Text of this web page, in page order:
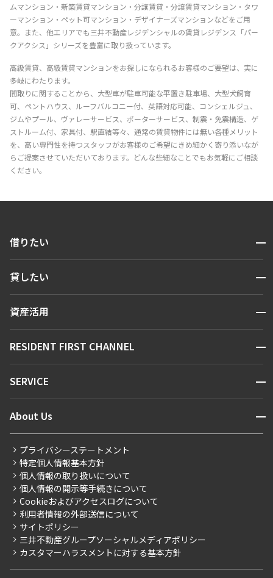
ムマンション・新築賃貸マンション・分譲賃貸・分譲賃貸マンション・タワ
ーマンション・ペット可マンション・デザイナーズマンションなどをご用
意。また、他エリアでも三井不動産レジデンシャルの賃貸レジデンス「パー
クアクシス」シリーズを豊富に取り扱っています。
高級賃貸、高級賃貸マンションをお探しになられるお客様のご要望は、実に
多岐にわたります。
間取りに関することから、大型車が駐車可能な平置き駐車場、大型犬飼育
可、ペントハウス、ルーフバルコニー付、英語対応可能、コンシェルジュ、
ジムやプール、ヴァレーサービス、ポーターサービス、制震・免震構造、ゲ
ストルーム付、家具付、駅直結等々、通常の賃貸物件には無い各種メリット
を、高い専門性を持つスタッフがお客様のご希望にきめ細かく寄り添いなが
らご提案させていただいております。どんな些細なことでもお気軽にご相談
ください。
借りたい 開閉
人気エリアから探す
新着情報から探す
新着募集情報
こだわりから探す
こだわり一覧
プレミアムマンション
新築
当社限定（港区・渋谷区）
当社限定（港区・渋谷区以外）
三井不動産企画
貸したい 開閉
お問い合わせ
資産活用 開閉
お問い合わせ
RESIDENT FIRST CHANNEL 開閉
マンションレポート
住まいのコラム
SERVICE 開閉
会員ページ
ご入居・提携サービス
お部屋探しからご契約まで
よくあるご質問
社宅紹介
【仲介会社様向け】当社仲介事業部取り扱い物件入居申込
About Us 開閉
会社情報
事業案内
採用情報
ニュースリリース
お問い合わせ
プライバシーステートメント
特定個人情報基本方針
個人情報の取り扱いについて
個人情報の開示等手続きについて
Cookieおよびアクセスログについて
利用者情報の外部送信について
サイトポリシー
三井不動産グループソーシャルメディアポリシー
カスタマーハラスメントに対する基本方針